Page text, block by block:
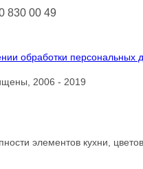
830 00 49
обработки персональных
2006 - 2019
элементов кухни,